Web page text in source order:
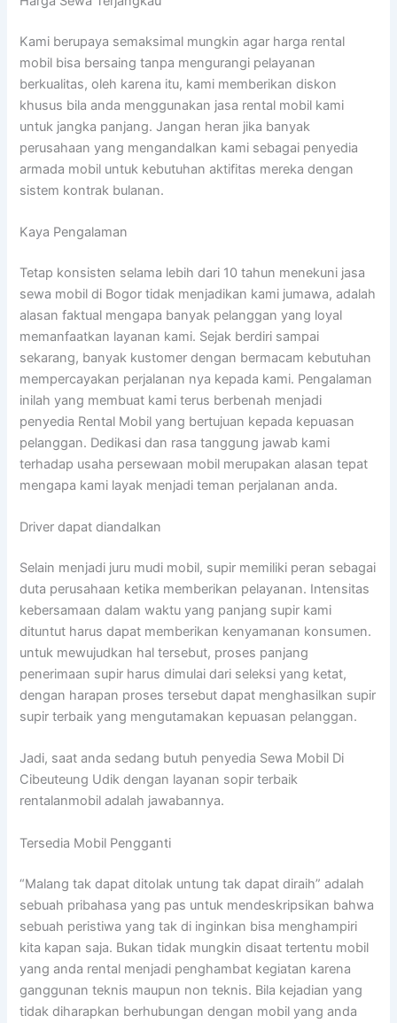
Kami berupaya semaksimal mungkin agar harga rental
mobil bisa bersaing tanpa mengurangi pelayanan
berkualitas, oleh karena itu, kami memberikan diskon
khusus bila anda menggunakan jasa rental mobil kami
untuk jangka panjang. Jangan heran jika banyak
perusahaan yang mengandalkan kami sebagai penyedia
armada mobil untuk kebutuhan aktifitas mereka dengan
sistem kontrak bulanan.
Kaya Pengalaman
Tetap konsisten selama lebih dari 10 tahun menekuni jasa
sewa mobil di Bogor tidak menjadikan kami jumawa, adalah
alasan faktual mengapa banyak pelanggan yang loyal
memanfaatkan layanan kami. Sejak berdiri sampai
sekarang, banyak kustomer dengan bermacam kebutuhan
mempercayakan perjalanan nya kepada kami. Pengalaman
inilah yang membuat kami terus berbenah menjadi
penyedia Rental Mobil yang bertujuan kepada kepuasan
pelanggan. Dedikasi dan rasa tanggung jawab kami
terhadap usaha persewaan mobil merupakan alasan tepat
mengapa kami layak menjadi teman perjalanan anda.
Driver dapat diandalkan
Selain menjadi juru mudi mobil, supir memiliki peran sebagai
duta perusahaan ketika memberikan pelayanan. Intensitas
kebersamaan dalam waktu yang panjang supir kami
dituntut harus dapat memberikan kenyamanan konsumen.
untuk mewujudkan hal tersebut, proses panjang
penerimaan supir harus dimulai dari seleksi yang ketat,
dengan harapan proses tersebut dapat menghasilkan supir
supir terbaik yang mengutamakan kepuasan pelanggan.
Jadi, saat anda sedang butuh penyedia Sewa Mobil Di
Cibeuteung Udik dengan layanan sopir terbaik
rentalanmobil adalah jawabannya.
Tersedia Mobil Pengganti
“Malang tak dapat ditolak untung tak dapat diraih” adalah
sebuah pribahasa yang pas untuk mendeskripsikan bahwa
sebuah peristiwa yang tak di inginkan bisa menghampiri
kita kapan saja. Bukan tidak mungkin disaat tertentu mobil
yang anda rental menjadi penghambat kegiatan karena
ganggunan teknis maupun non teknis. Bila kejadian yang
tidak diharapkan berhubungan dengan mobil yang anda